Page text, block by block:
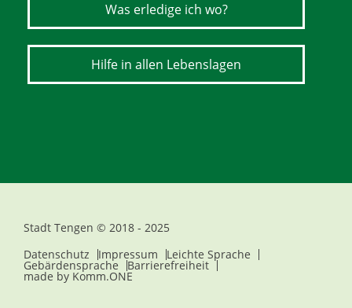
Was erledige ich wo?
Hilfe in allen Lebenslagen
Stadt Tengen © 2018 - 2025
Datenschutz
Impressum Leichte Sprache
Gebärdensprache Barrierefreiheit
made by Komm.ONE